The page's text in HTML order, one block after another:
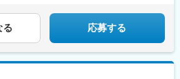
4年） 920万円／45歳（入社6年） ※諸手当含む
る 応募する